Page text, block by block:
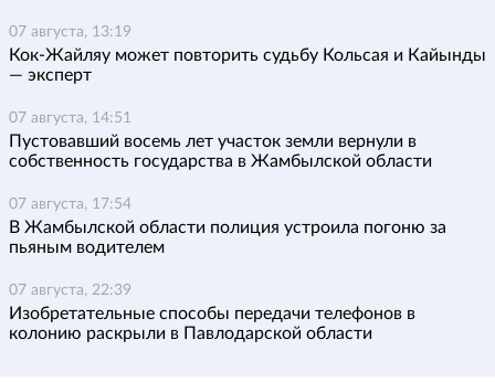
07 августа, 13:19
Кок-Жайляу может повторить судьбу Кольсая и Кайынды
— эксперт
07 августа, 14:51
Пустовавший восемь лет участок земли вернули в
собственность государства в Жамбылской области
07 августа, 17:54
В Жамбылской области полиция устроила погоню за
пьяным водителем
07 августа, 22:39
Изобретательные способы передачи телефонов в
колонию раскрыли в Павлодарской области